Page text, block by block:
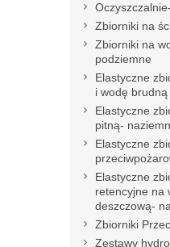
Zbiorniki na
Zbiorniki na
podziemne
Elastyczne
i wodę brudną
Elastyczne
pitną-
Elastyczne
Elastyczne
retencyjne na
deszczową-
Zbiorniki
Zestawy